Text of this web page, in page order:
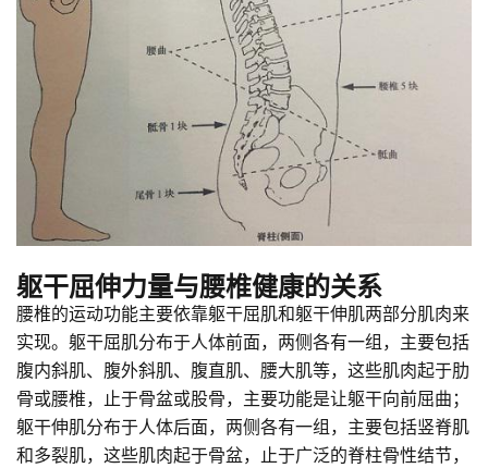
躯干屈伸力量与腰椎健康的关系
腰椎的运动功能主要依靠躯干屈肌和躯干伸肌两部分肌肉来
实现。躯干屈肌分布于人体前面，两侧各有一组，主要包括
腹内斜肌、腹外斜肌、腹直肌、腰大肌等，这些肌肉起于肋
骨或腰椎，止于骨盆或股骨，主要功能是让躯干向前屈曲；
躯干伸肌分布于人体后面，两侧各有一组，主要包括竖脊肌
和多裂肌，这些肌肉起于骨盆，止于广泛的脊柱骨性结节，